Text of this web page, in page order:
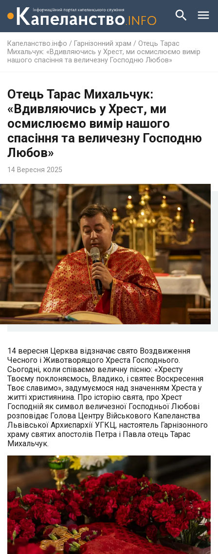
Капеланство.інфо / Гарнізонний храм / Отець Тарас
Михальчук: «Вдивляючись у Хрест, ми осмислюємо вимір
нашого спасіння та величезну Господню Любов»
Отець Тарас Михальчук:
«Вдивляючись у Хрест, ми
осмислюємо вимір нашого
спасіння та величезну Господню
Любов»
14 Вересня 2025
14 вересня Церква відзначає свято Воздвиження
Чесного і Животворящого Хреста Господнього.
Сьогодні, коли співаємо величну пісню: «Хресту
Твоєму поклоняємось, Владико, і святеє Воскресення
Твоє славимо», задумуємося над значенням Хреста у
житті християнина. Про історію свята, про Хрест
Господній як символ величезної Господньої Любові
розповідає Голова Центру Військового Капеланства
Львівської Архиєпархії УГКЦ, настоятель Гарнізонного
храму святих апостолів Петра і Павла отець Тарас
Михальчук.